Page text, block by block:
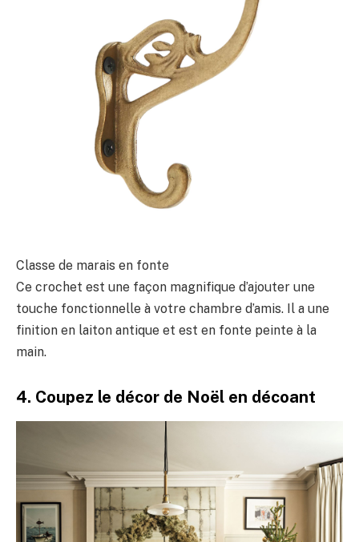
Classe de marais en fonte
Ce crochet est une façon magnifique d’ajouter une
touche fonctionnelle à votre chambre d’amis. Il a une
finition en laiton antique et est en fonte peinte à la
main.
4. Coupez le décor de Noël en décoant